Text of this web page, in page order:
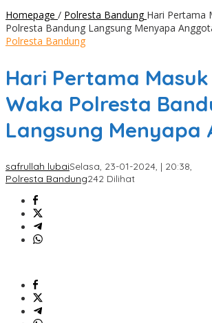
Homepage / Polresta Bandung Hari Pertama
Polresta Bandung Langsung Menyapa
Polresta Bandung
Hari Pertama
Waka Polresta
Langsung Menyapa
safrullah lubaiSelasa, 23-01-2024, | 20:38,
Polresta Bandung242 Dilihat